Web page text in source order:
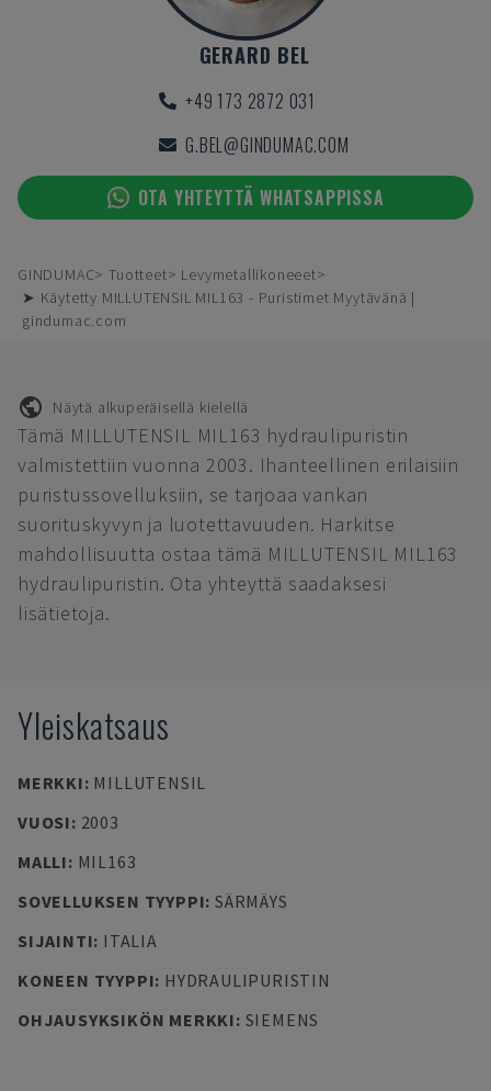
GERARD BEL
+49 173 2872 031
G.BEL@GINDUMAC.COM
OTA YHTEYTTÄ WHATSAPPISSA
GINDUMAC Tuotteet
Levymetallikoneeet
➤ Käytetty MILLUTENSIL MIL163 - Puristimet Myytävänä |
gindumac.com
Näytä alkuperäisellä kielellä
Tämä MILLUTENSIL MIL163 hydraulipuristin
valmistettiin vuonna 2003. Ihanteellinen erilaisiin
puristussovelluksiin, se tarjoaa vankan
suorituskyvyn ja luotettavuuden. Harkitse
mahdollisuutta ostaa tämä MILLUTENSIL MIL163
hydraulipuristin. Ota yhteyttä saadaksesi
lisätietoja.
Yleiskatsaus
MERKKI: MILLUTENSIL
VUOSI: 2003
MALLI: MIL163
SOVELLUKSEN TYYPPI: SÄRMÄYS
SIJAINTI: ITALIA
KONEEN TYYPPI: HYDRAULIPURISTIN
OHJAUSYKSIKÖN MERKKI: SIEMENS